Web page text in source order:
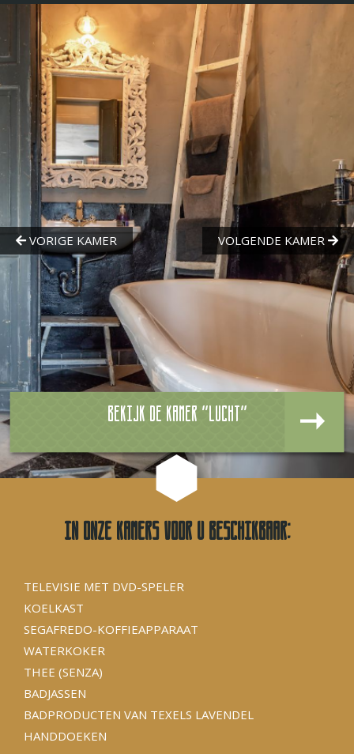
Bekijk de kamer "Lucht"
In onze kamers voor u beschikbaar:
TELEVISIE MET DVD-SPELER
KOELKAST
SEGAFREDO-KOFFIEAPPARAAT
WATERKOKER
THEE (SENZA)
BADJASSEN
BADPRODUCTEN VAN TEXELS LAVENDEL
HANDDOEKEN